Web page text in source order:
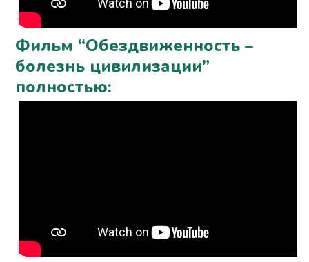
Фильм “Обездвиженность –
болезнь цивилизации”
полностью: